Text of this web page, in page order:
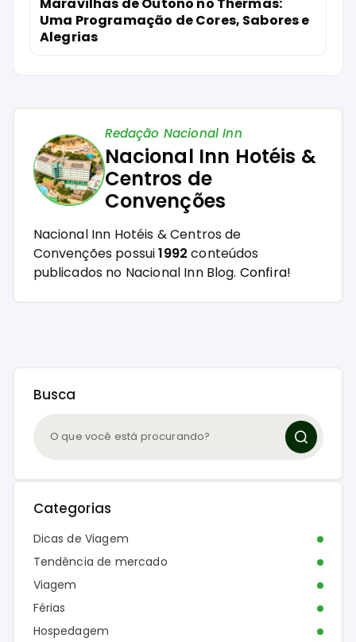
Uma Programação de Cores, Sabores e
Alegrias
Redação Nacional Inn
Nacional Inn Hotéis &
Centros de
Convenções
Nacional Inn Hotéis & Centros de
Convenções possui1992 conteúdos
publicados no Nacional Inn Blog. Confira!
Busca
Categorias
Dicas de Viagem
Tendência de mercado
Viagem
Férias
Hospedagem